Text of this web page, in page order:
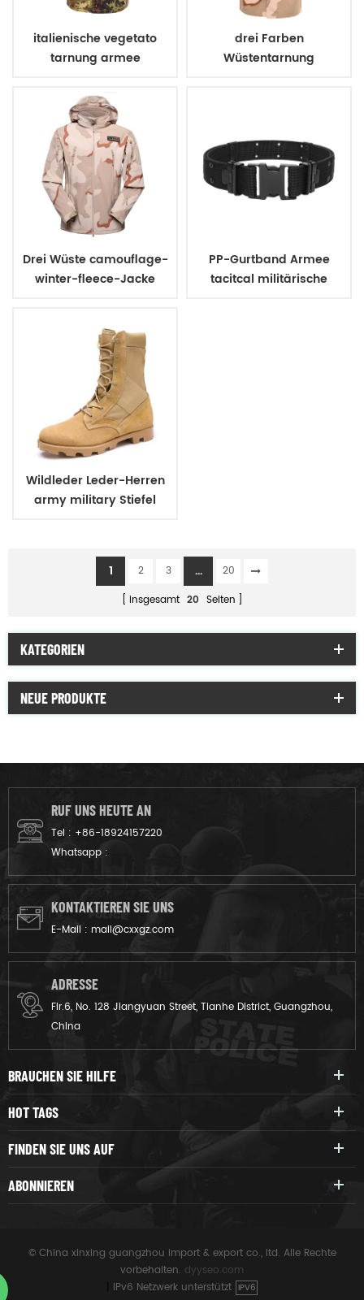
italienische vegetato
tarnung armee
drei Farben
Wüstentarnung
Drei Wüste camouflage-
winter-fleece-Jacke
PP-Gurtband Armee
tacitcal militärische
Wildleder Leder-Herren
army military Stiefel
1 2 3 ...
20
insgesamt 20 Seiten
KATEGORIEN
NEUE PRODUKTE
RUF UNS HEUTE AN
Tel : +86-18924157220
Whatsapp :
KONTAKTIEREN SIE UNS
E-Mail : mail@cxxgz.com
ADRESSE
Flr.6, No. 128 Jiangyuan Street, Tianhe District, Guangzhou,
China
BRAUCHEN SIE HILFE
HOT TAGS
FINDEN SIE UNS AUF
ABONNIEREN
© China xinxing guangzhou import & export co., ltd. Alle Rechte
vorbehalten. dyyseo.com
IPv6 Netzwerk unterstützt IPV6